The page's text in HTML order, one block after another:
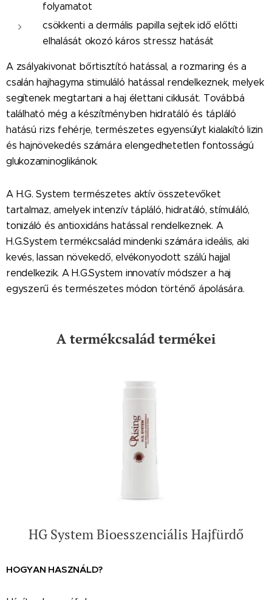
folyamatot
csökkenti a dermális papilla sejtek idő előtti
elhalását okozó káros stressz hatását
A zsályakivonat bőrtisztító hatással, a rozmaring és a
csalán hajhagyma stimuláló hatással rendelkeznek, melyek
segítenek megtartani a haj élettani ciklusát. Továbbá
található még a készítményben hidratáló és tápláló
hatású rizs fehérje, természetes egyensúlyt kialakító lizin
és hajnövekedés számára elengedhetetlen fontosságú
glukozaminoglikánok.
A H.G. System természetes aktív összetevőket
tartalmaz, amelyek intenzív tápláló, hidratáló, stímuláló,
tonizáló és antioxidáns hatással rendelkeznek. A
H.G.System termékcsalád mindenki számára ideális, aki
kevés, lassan növekedő, elvékonyodott szálú hajjal
rendelkezik. A H.G.System innovatív módszer a haj
egyszerű és természetes módon történő ápolására.
A termékcsalád termékei
HG System Bioesszenciális Hajfürdő
HOGYAN HASZNÁLD?